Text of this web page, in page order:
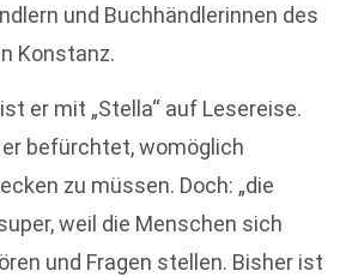
und Buchhändlerinnen des
Konstanz.
er mit „Stella“ auf Lesereise.
befürchtet, womöglich
zu müssen. Doch: „die
weil die Menschen sich
und Fragen stellen. Bisher ist